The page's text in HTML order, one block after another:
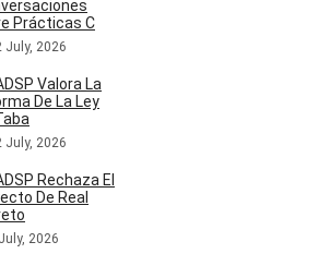
Prácticas C
July, 2026
Valora La
De La Ley
July, 2026
Rechaza El
De Real
2026